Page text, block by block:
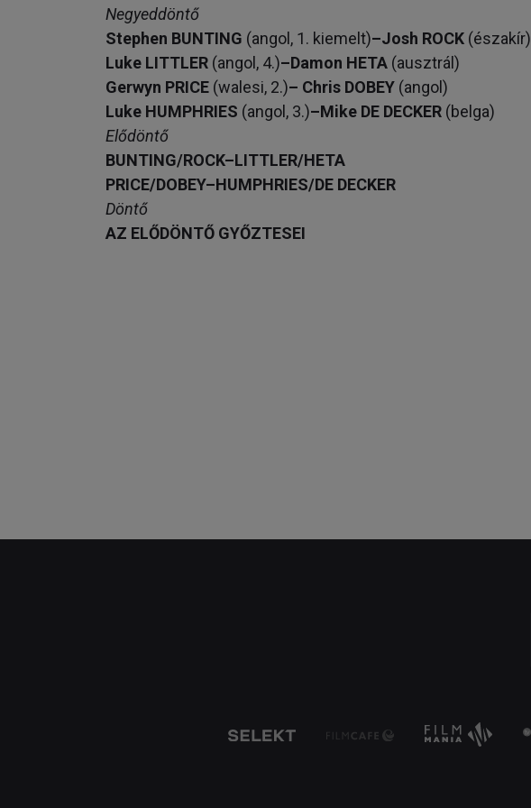
Negyeddöntő
Stephen BUNTING (angol, 1. kiemelt)–Josh ROCK (északír)
Luke LITTLER (angol, 4.)–Damon HETA (ausztrál)
Gerwyn PRICE (walesi, 2.)– Chris DOBEY (angol)
Luke HUMPHRIES (angol, 3.)–Mike DE DECKER (belga)
Elődöntő
BUNTING/ROCK–LITTLER/HETA
PRICE/DOBEY–HUMPHRIES/DE DECKER
Döntő
AZ ELŐDÖNTŐ GYŐZTESEI